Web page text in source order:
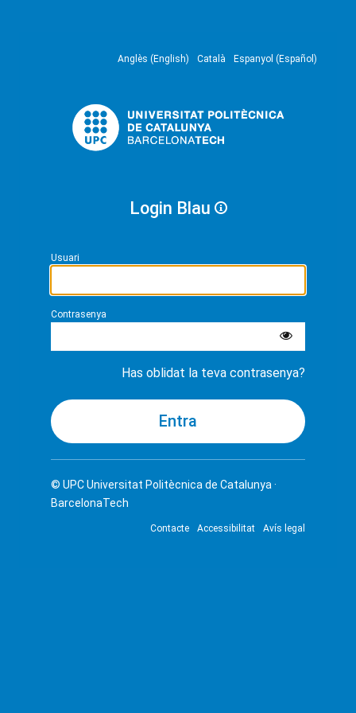
Anglès (English) Català Espanyol (Español)
Login Blau
Usuari
Contrasenya
Has oblidat la teva contrasenya?
© UPCUniversitat Politècnica de Catalunya ·
BarcelonaTech
Contacte Accessibilitat Avís legal